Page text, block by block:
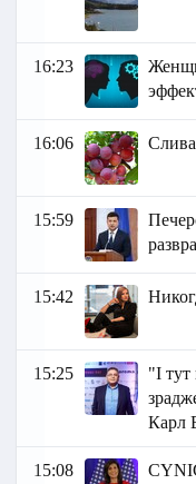
16:23
16:06
15:59
15:42
15:25
"І
Карл
15:08